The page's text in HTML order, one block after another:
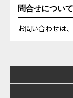
問合せについて
お問い合わせは、